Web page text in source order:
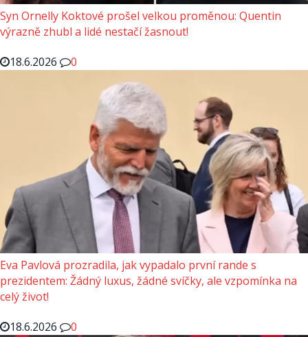
Syn Ornelly Koktové prošel velkou proměnou: Quentin
výrazně zhubl a lidé nestačí žasnout!
18.6.2026
0
Eva Pavlová prozradila, jak vypadalo první rande s
prezidentem: Žádný luxus, žádné svíčky, ale vzpomínka na
celý život!
18.6.2026
0